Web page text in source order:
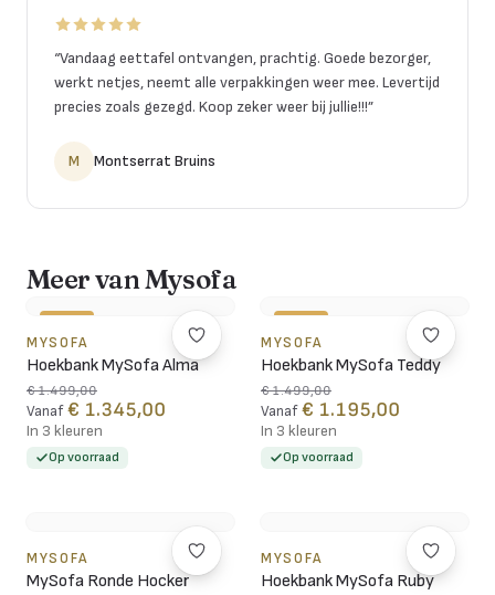
“Vandaag eettafel ontvangen, prachtig. Goede bezorger,
werkt netjes, neemt alle verpakkingen weer mee. Levertijd
precies zoals gezegd. Koop zeker weer bij jullie!!!”
M Montserrat Bruins
Meer van Mysofa
MYSOFA
Hoekbank MySofa Alma
€ 1.499,00
Vanaf € 1.345,00
In 3 kleuren
Op voorraad
MYSOFA
Hoekbank MySofa Teddy
€ 1.499,00
Vanaf € 1.195,00
In 3 kleuren
Op voorraad
MYSOFA
MySofa Ronde Hocker
MYSOFA
Hoekbank MySofa Ruby